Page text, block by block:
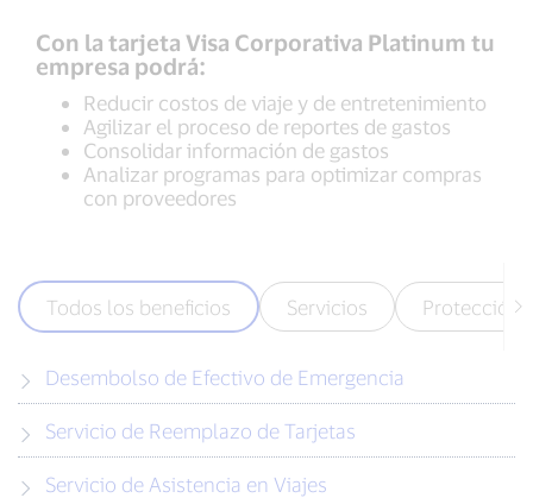
Con la tarjeta Visa Corporativa Platinum tu
empresa podrá:
Reducir costos de viaje y de entretenimiento
Agilizar el proceso de reportes de gastos
Consolidar información de gastos
Analizar programas para optimizar compras
con proveedores
Todos los beneficios Servicios Protección
Desembolso de Efectivo de Emergencia
Servicio de Reemplazo de Tarjetas
Servicio de Asistencia en Viajes